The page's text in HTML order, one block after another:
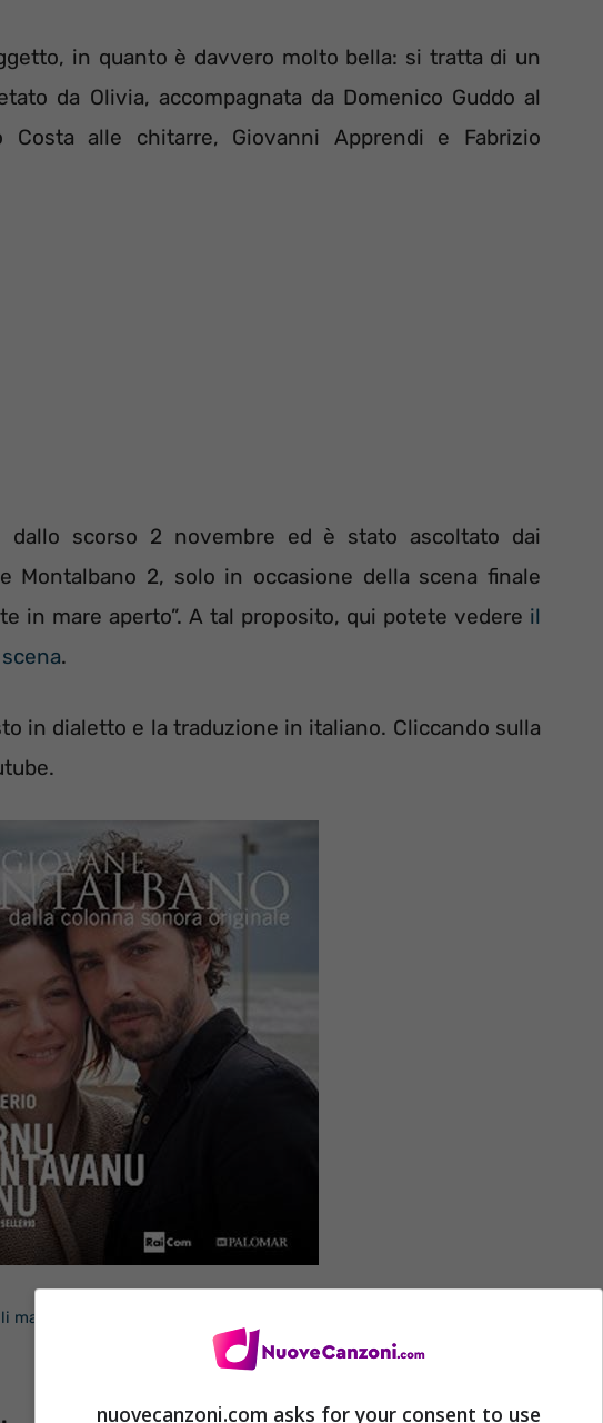
in quanto è davvero molto bella: si tratta di un
da Olivia, accompagnata da Domenico Guddo al
Costa alle chitarre, Giovanni Apprendi e Fabrizio
dallo scorso 2 novembre ed è stato ascoltato dai
Montalbano 2, solo in occasione della scena finale
in mare aperto”. A tal proposito, qui potete vedere il
.
in dialetto e la traduzione in italiano. Cliccando sulla
manu” sul tuo cellulare
nuovecanzoni.com asks for your consent to use